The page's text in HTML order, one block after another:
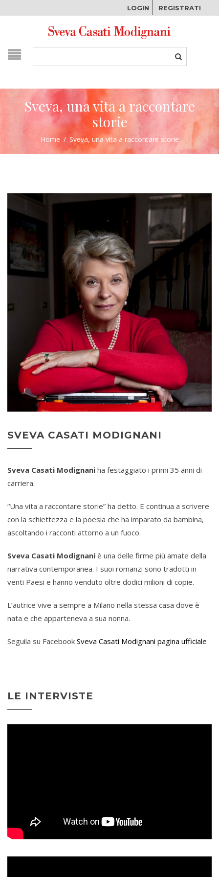
LOGIN REGISTRATI
Sveva, una vita a raccontare
storie
Home / Sveva, una vita a raccontare storie
SVEVA CASATI MODIGNANI
Sveva Casati Modignani ha festaggiato i primi 35 anni di
carriera.
“Una vita a raccontare storie” ha detto. E continua a scrivere
con la schiettezza e la poesia che ha imparato da bambina,
ascoltando i racconti attorno a un fuoco.
Sveva Casati Modignani è una delle firme più amate della
narrativa contemporanea. I suoi romanzi sono tradotti in
venti Paesi e hanno venduto oltre dodici milioni di copie.
L’autrice vive a sempre a Milano nella stessa casa dove è
nata e che apparteneva a sua nonna.
Seguila su Facebook Sveva Casati Modignani pagina ufficiale
LE INTERVISTE